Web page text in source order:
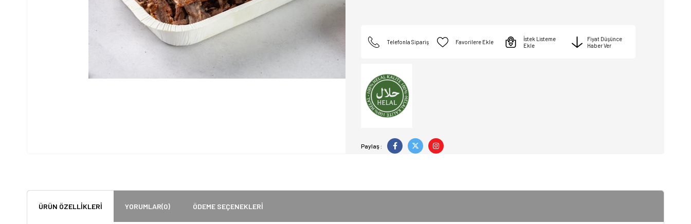
Telefonla Sipariş Favorilere Ekle
İstek Listeme
Ekle
Fiyat Düşünce
Haber Ver
Paylaş :
ÜRÜN ÖZELLIKLERI YORUMLAR(0) ÖDEME SEÇENEKLERI